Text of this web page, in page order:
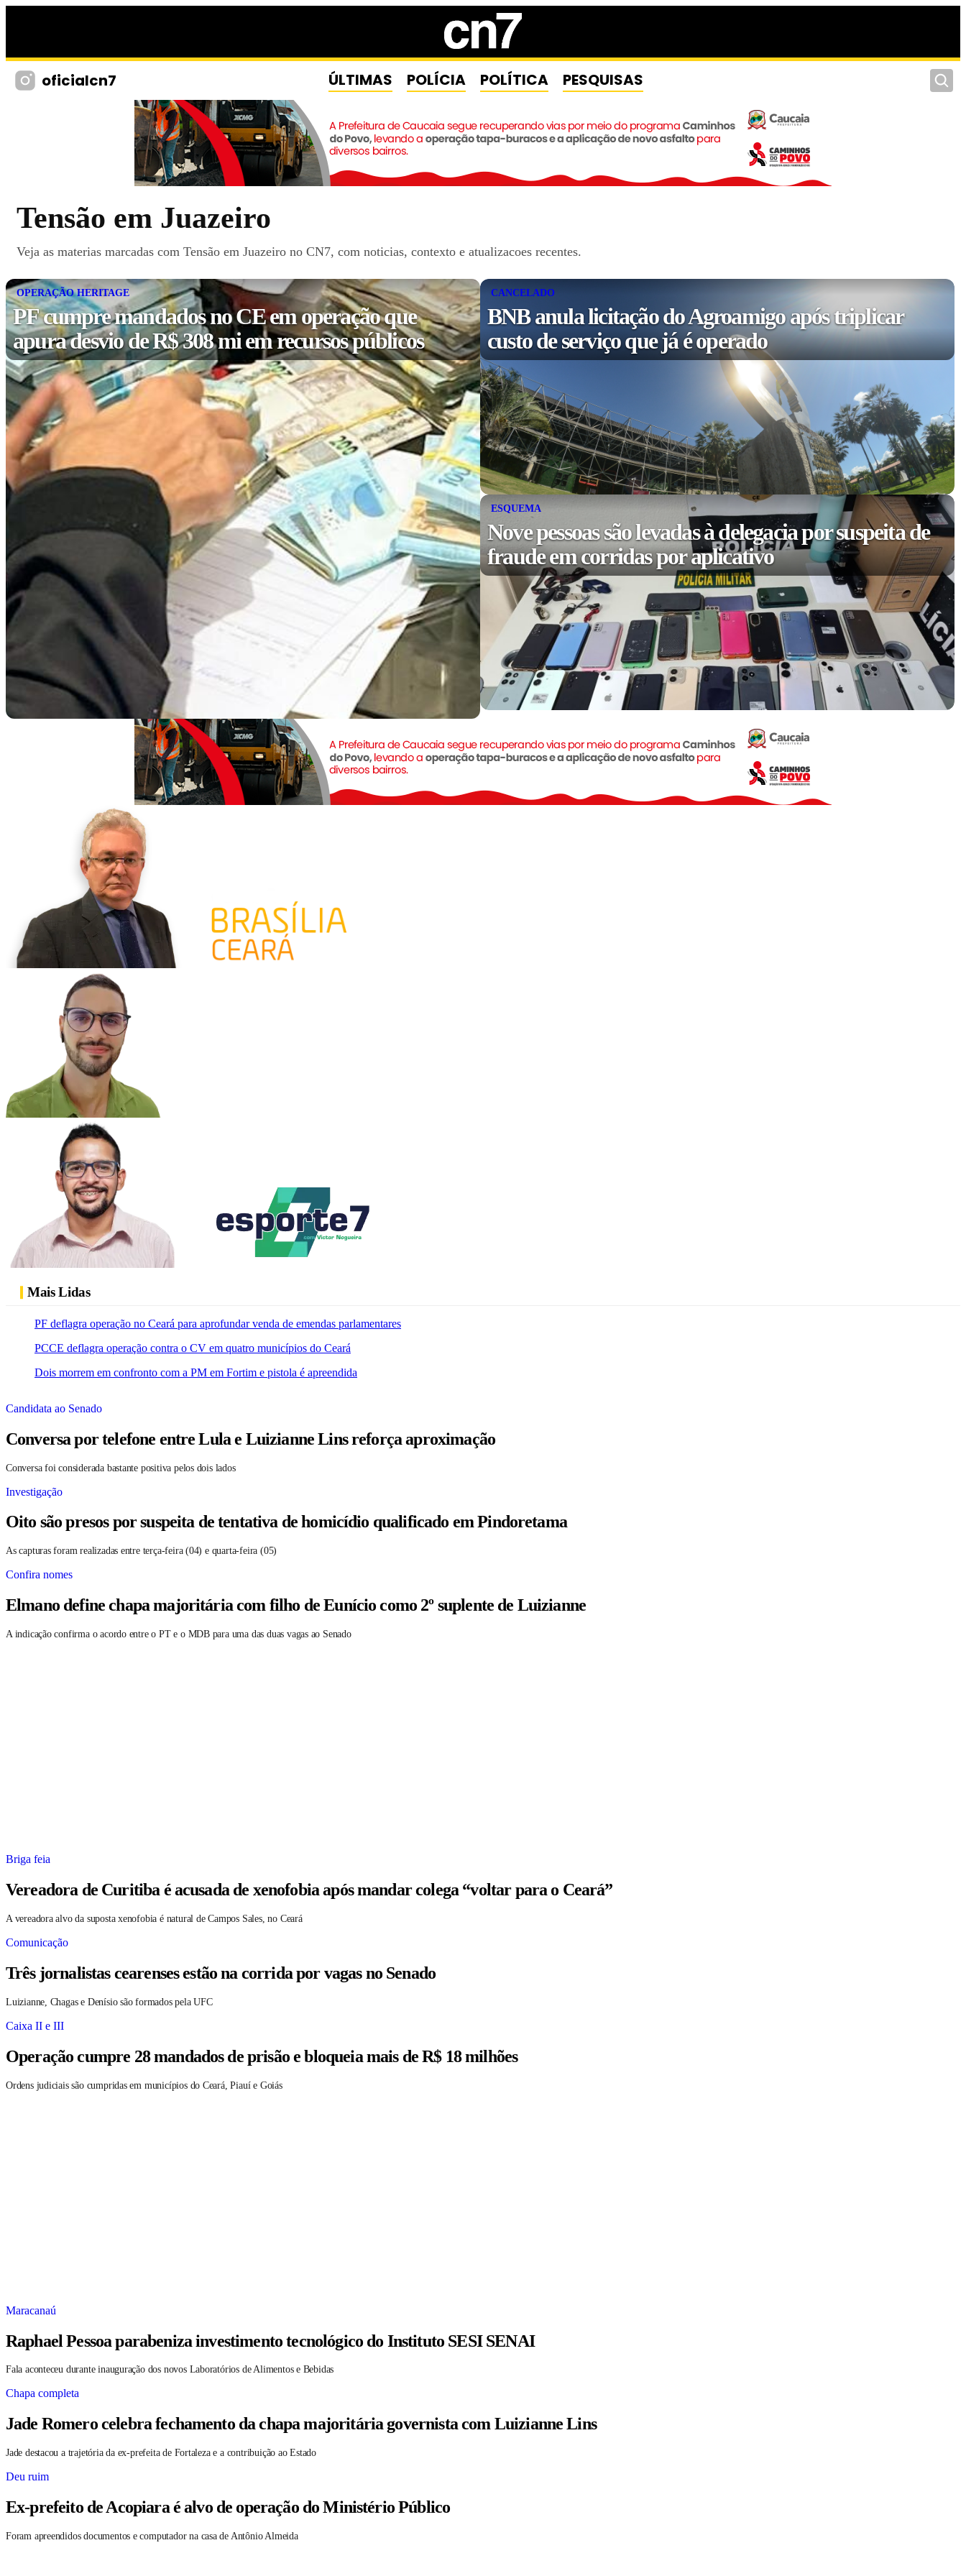
oficialcn7 ÚLTIMAS POLÍCIA POLÍTICA PESQUISAS
Tensão em Juazeiro
Veja as materias marcadas com Tensão em Juazeiro no CN7, com noticias, contexto e atualizacoes recentes.
OPERAÇÃO HERITAGE
PF cumpre mandados no CE em operação que
apura desvio de R$ 308 mi em recursos públicos
CANCELADO
BNB anula licitação do Agroamigo após triplicar
custo de serviço que já é operado
ESQUEMA
Nove pessoas são levadas à delegacia por suspeita de
fraude em corridas por aplicativo
Mais Lidas
PF deflagra operação no Ceará para aprofundar venda de emendas parlamentares
PCCE deflagra operação contra o CV em quatro municípios do Ceará
Dois morrem em confronto com a PM em Fortim e pistola é apreendida
Candidata ao Senado
Conversa por telefone entre Lula e Luizianne Lins reforça aproximação
Conversa foi considerada bastante positiva pelos dois lados
Investigação
Oito são presos por suspeita de tentativa de homicídio qualificado em Pindoretama
As capturas foram realizadas entre terça-feira (04) e quarta-feira (05)
Confira nomes
Elmano define chapa majoritária com filho de Eunício como 2º suplente de Luizianne
A indicação confirma o acordo entre o PT e o MDB para uma das duas vagas ao Senado
Briga feia
Vereadora de Curitiba é acusada de xenofobia após mandar colega “voltar para o Ceará”
A vereadora alvo da suposta xenofobia é natural de Campos Sales, no Ceará
Comunicação
Três jornalistas cearenses estão na corrida por vagas no Senado
Luizianne, Chagas e Denísio são formados pela UFC
Caixa II e III
Operação cumpre 28 mandados de prisão e bloqueia mais de R$ 18 milhões
Ordens judiciais são cumpridas em municípios do Ceará, Piauí e Goiás
Maracanaú
Raphael Pessoa parabeniza investimento tecnológico do Instituto SESI SENAI
Fala aconteceu durante inauguração dos novos Laboratórios de Alimentos e Bebidas
Chapa completa
Jade Romero celebra fechamento da chapa majoritária governista com Luizianne Lins
Jade destacou a trajetória da ex-prefeita de Fortaleza e a contribuição ao Estado
Deu ruim
Ex-prefeito de Acopiara é alvo de operação do Ministério Público
Foram apreendidos documentos e computador na casa de Antônio Almeida